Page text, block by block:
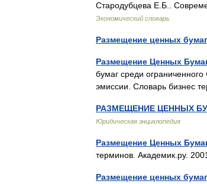
Стародубцева Е.Б..
Экономический словарь
Размещение ценных бумаг
Размещение Ценных
бумаг среди
эмиссии. Словарь бизнес
РАЗМЕЩЕНИЕ ЦЕННЫХ
Юридическая энциклопедия
Размещение Ценных
терминов. Академик.ру.
Размещение ценных